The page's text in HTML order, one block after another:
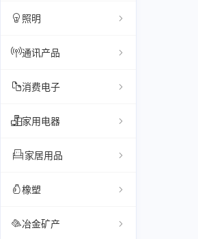
照明
通讯产品
消费电子
家用电器
家居用品
橡塑
冶金矿产